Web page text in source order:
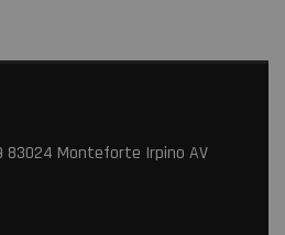
83024 Monteforte Irpino AV